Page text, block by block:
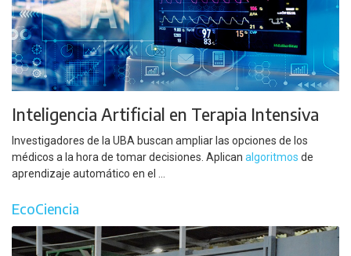
Inteligencia Artificial en Terapia Intensiva
Investigadores de la UBA buscan ampliar las opciones de los
médicos a la hora de tomar decisiones. Aplican algoritmos de
aprendizaje automático en el ...
EcoCiencia